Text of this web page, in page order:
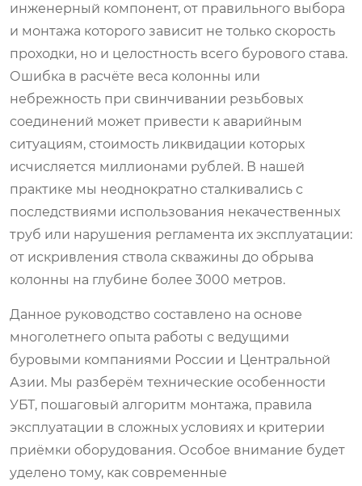
инженерный компонент, от правильного выбора
и монтажа которого зависит не только скорость
проходки, но и целостность всего бурового става.
Ошибка в расчёте веса колонны или
небрежность при свинчивании резьбовых
соединений может привести к аварийным
ситуациям, стоимость ликвидации которых
исчисляется миллионами рублей. В нашей
практике мы неоднократно сталкивались с
последствиями использования некачественных
труб или нарушения регламента их эксплуатации:
от искривления ствола скважины до обрыва
колонны на глубине более 3000 метров.
Данное руководство составлено на основе
многолетнего опыта работы с ведущими
буровыми компаниями России и Центральной
Азии. Мы разберём технические особенности
УБТ, пошаговый алгоритм монтажа, правила
эксплуатации в сложных условиях и критерии
приёмки оборудования. Особое внимание будет
уделено тому, как современные